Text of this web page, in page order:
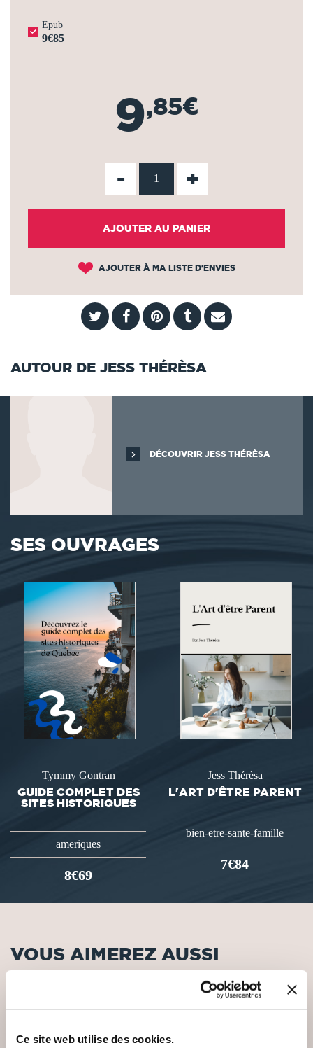
Ce site web utilise des cookies.
Epub
9€85
9,85€
- +
AJOUTER AU PANIER
AJOUTER À MA LISTE D'ENVIES
AUTOUR DE JESS THÉRÈSA
DÉCOUVRIR JESS THÉRÈSA
SES OUVRAGES
Tymmy Gontran
GUIDE COMPLET DES
SITES HISTORIQUES
ameriques
8€69
Jess Thérèsa
L'ART D'ÊTRE PARENT
bien-etre-sante-famille
7€84
VOUS AIMEREZ AUSSI